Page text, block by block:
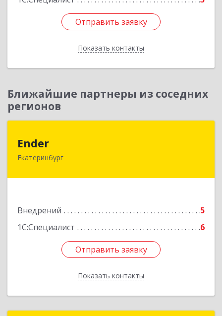
Отправить заявку
Показать контакты
Отправить заявку
Назад
Ближайшие партнеры из соседних
регионов
Ender
Екатеринбург
Внедрений
5
1С:Специалист
6
Отправить заявку
Показать контакты
620050, Свердловская обл, Екатеринбург г,
Отправить заявку
Назад